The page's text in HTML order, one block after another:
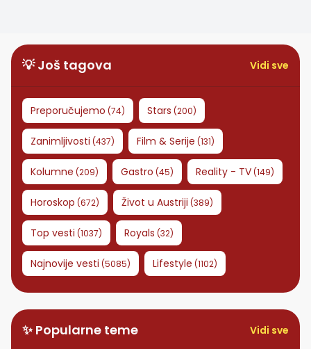
💡 Još tagova Vidi sve
Preporučujemo (74) Stars (200)
Zanimljivosti (437) Film & Serije (131)
Kolumne (209) Gastro (45) Reality - TV(149)
Horoskop (672) Život u Austriji (389)
Top vesti (1037) Royals (32)
Najnovije vesti (5085) Lifestyle (1102)
✨ Popularne teme Vidi sve